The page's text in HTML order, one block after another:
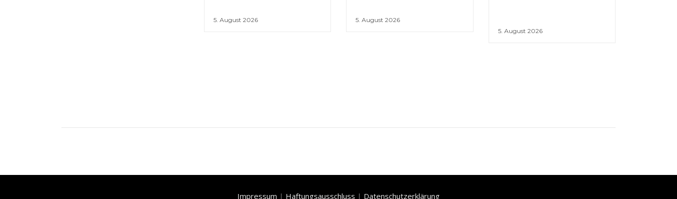
5. August 2026 5. August 2026
5. August 2026
Impressum | Haftungsausschluss | Datenschutzerklärung